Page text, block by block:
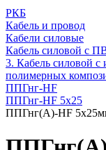
РКБ
Кабель и провод
Кабели силовые
Кабель силовой с
3. Кабель силовой с
полимерных
ППГнг-HF
ППГнг-HF 5х25
ППГнг(А)-HF